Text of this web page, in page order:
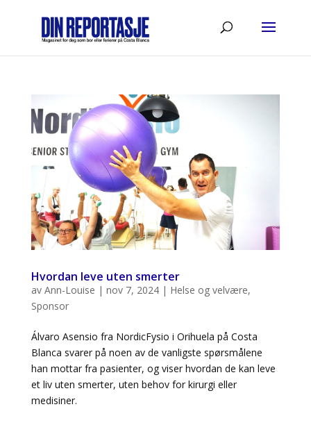
Hvordan leve uten smerter
av Ann-Louise | nov 7, 2024| Helse og velvære,
Sponsor
Álvaro Asensio fra NordicFysio i Orihuela på Costa
Blanca svarer på noen av de vanligste spørsmålene
han mottar fra pasienter, og viser hvordan de kan leve
et liv uten smerter, uten behov for kirurgi eller
medisiner.